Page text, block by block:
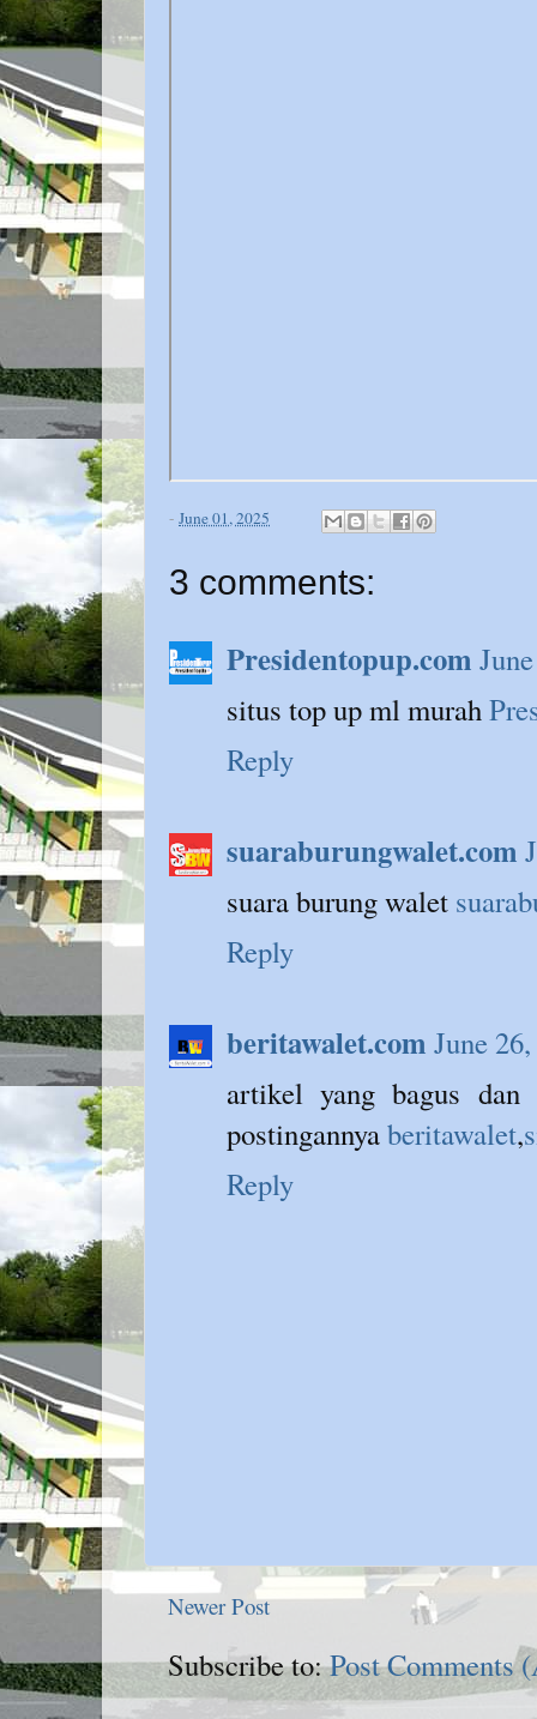
- June 01, 2025
3 comments:
Presidentopup.com
situs top up ml murah
Reply
suaraburungwalet.com
suara burung walet
Reply
beritawalet.com June
artikel yang bagus dan
postingannyaberitawalet,
Reply
Newer Post
Subscribe to:Post Comments